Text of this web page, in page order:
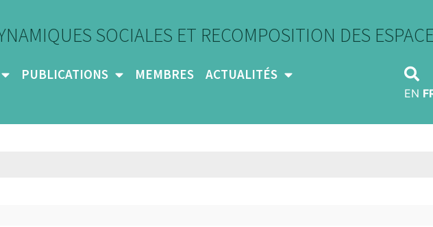
SOCIALES ET RECOMPOSITION DES
PUBLICATIONS MEMBRES
ACTUALITÉS
EN